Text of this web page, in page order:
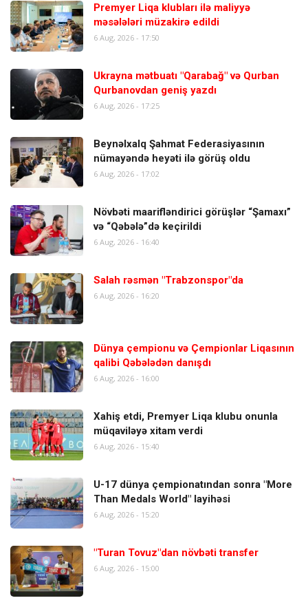
Premyer Liqa klubları ilə maliyyə
məsələləri müzakirə edildi
6 Aug, 2026 - 17:50
Ukrayna mətbuatı "Qarabağ" və Qurban
Qurbanovdan geniş yazdı
6 Aug, 2026 - 17:25
Beynəlxalq Şahmat Federasiyasının
nümayəndə heyəti ilə görüş oldu
6 Aug, 2026 - 17:02
Növbəti maarifləndirici görüşlər “Şamaxı”
və “Qəbələ”də keçirildi
6 Aug, 2026 - 16:40
Salah rəsmən "Trabzonspor"da
6 Aug, 2026 - 16:20
Dünya çempionu və Çempionlar Liqasının
qalibi Qəbələdən danışdı
6 Aug, 2026 - 16:00
Xahiş etdi, Premyer Liqa klubu onunla
müqaviləyə xitam verdi
6 Aug, 2026 - 15:40
U-17 dünya çempionatından sonra "More
Than Medals World" layihəsi
6 Aug, 2026 - 15:20
"Turan Tovuz"dan növbəti transfer
6 Aug, 2026 - 15:00